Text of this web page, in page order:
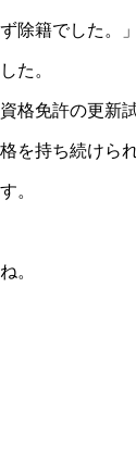
除籍でした。
た。
格免許の更新
を持ち続けられ
。
。